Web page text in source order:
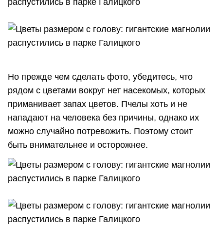
Но прежде чем сделать фото, убедитесь, что
рядом с цветами вокруг нет насекомых, которых
приманивает запах цветов. Пчелы хоть и не
нападают на человека без причины, однако их
можно случайно потревожить. Поэтому стоит
быть внимательнее и осторожнее.